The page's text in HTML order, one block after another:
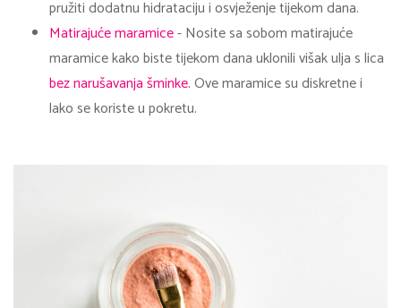
pružiti dodatnu hidrataciju i osvježenje tijekom dana.
Matirajuće maramice- Nosite sa sobom matirajuće
maramice kako biste tijekom dana uklonili višak ulja s lica
bez narušavanja šminke.Ove maramice su diskretne i
lako se koriste u pokretu.